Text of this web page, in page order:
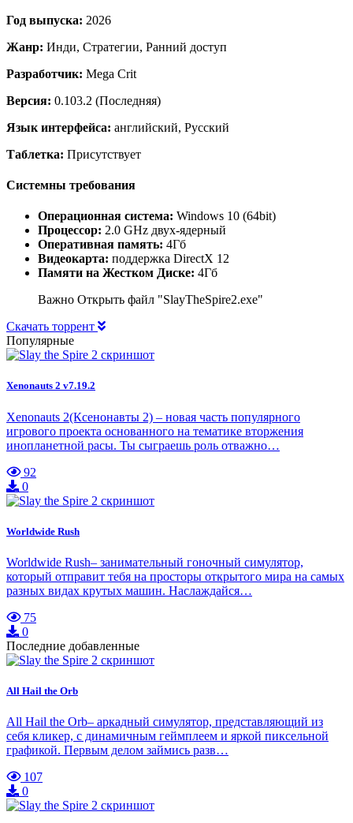
Год выпуска: 2026
Жанр: Инди, Стратегии, Ранний доступ
Разработчик: Mega Crit
Версия: 0.103.2 (Последняя)
Язык интерфейса: английский, Русский
Таблетка: Присутствует
Системны требования
Операционная система: Windows 10 (64bit)
Процессор: 2.0 GHz двух-ядерный
Оперативная память: 4Гб
Видеокарта: поддержка DirectX 12
Памяти на Жестком Диске: 4Гб
Важно Открыть файл "SlayTheSpire2.exe"
Скачать торрент
Популярные
Xenonauts 2 v7.19.2
Xenonauts 2(Ксенонавты 2) – новая часть популярного
игрового проекта основанного на тематике вторжения
инопланетной расы. Ты сыграешь роль отважно…
92
0
Worldwide Rush
Worldwide Rush– занимательный гоночный симулятор,
который отправит тебя на просторы открытого мира на самых
разных видах крутых машин. Наслаждайся…
75
0
Последние добавленные
All Hail the Orb
All Hail the Orb– аркадный симулятор, представляющий из
себя кликер, с динамичным геймплеем и яркой пиксельной
графикой. Первым делом займись разв…
107
0